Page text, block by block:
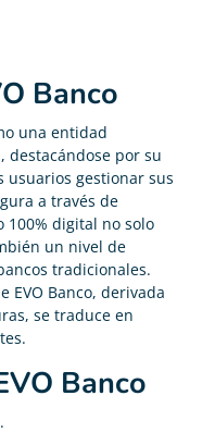
Banco
una entidad
destacándose por su
gestionar sus
a través de
100% digital no solo
un nivel de
tradicionales.
EVO Banco, derivada
se traduce en
Banco